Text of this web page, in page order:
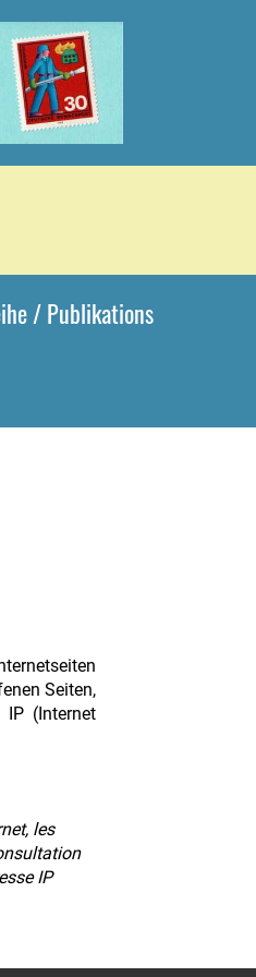
/ Publikations
Seiten,
IP (Internet
les
IP